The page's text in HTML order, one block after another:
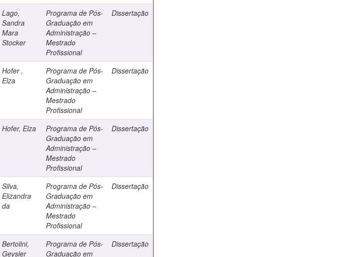
Lago,
Sandra
Mara
Stocker
Programa de Pós-
Graduação em
Administração –
Mestrado
Profissional
Dissertação
Hofer ,
Elza
Programa de Pós-
Graduação em
Administração –
Mestrado
Profissional
Dissertação
Hofer, Elza
Programa de Pós-
Graduação em
Administração –
Mestrado
Profissional
Dissertação
Silva,
Elizandra
da
Programa de Pós-
Graduação em
Administração –
Mestrado
Profissional
Dissertação
Bertolini,
Geysler
Programa de Pós-
Graduação em
Dissertação